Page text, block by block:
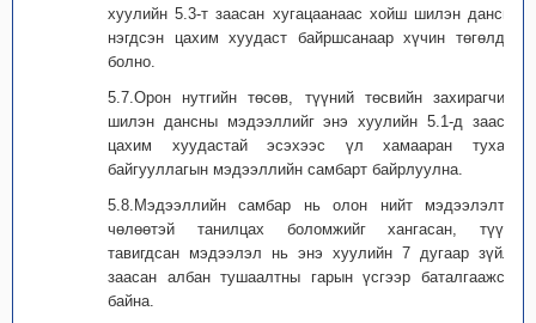
хуулийн 5.3-т заасан хугацаанаас хойш шилэн дансны
нэгдсэн цахим хуудаст байршсанаар хүчин төгөлдөр
болно.
5.7.Орон нутгийн төсөв, түүний төсвийн захирагчийн
шилэн дансны мэдээллийг энэ хуулийн 5.1-д заасан
цахим хуудастай эсэхээс үл хамааран тухайн
байгууллагын мэдээллийн самбарт байрлуулна.
5.8.Мэдээллийн самбар нь олон нийт мэдээлэлтэй
чөлөөтэй танилцах боломжийг хангасан, түүнд
тавигдсан мэдээлэл нь энэ хуулийн 7 дугаар зүйлд
заасан албан тушаалтны гарын үсгээр баталгаажсан
байна.